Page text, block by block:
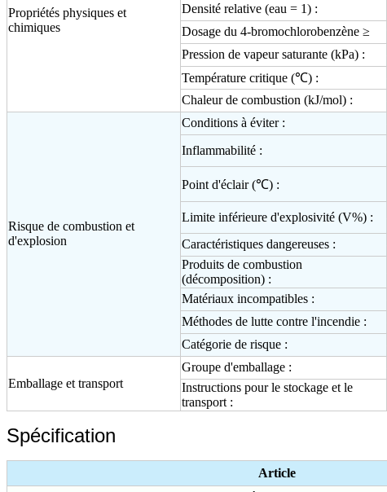
Propriétés physiques et
chimiques
Densité relative (eau = 1) :
Dosage du 4-bromochlorobenzène ≥
Pression de vapeur saturante (kPa) :
Température critique (℃) :
Chaleur de combustion (kJ/mol) :
Risque de combustion et
d'explosion
Conditions à éviter :
Inflammabilité :
Point d'éclair (℃) :
Limite inférieure d'explosivité (V%) :
Caractéristiques dangereuses :
Produits de combustion
(décomposition) :
Matériaux incompatibles :
Méthodes de lutte contre l'incendie :
Catégorie de risque :
Emballage et transport
Groupe d'emballage :
Instructions pour le stockage et le
transport :
Spécification
Article